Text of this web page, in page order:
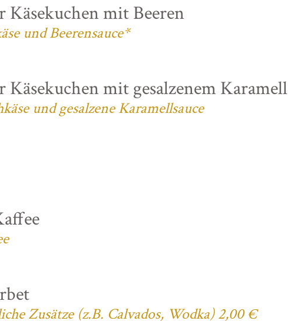
mit Beeren
und Beerensauce*
mit gesalzenem Karamell
und gesalzene Karamellsauce
Zusätze (z.B. Calvados, Wodka) 2,00 €